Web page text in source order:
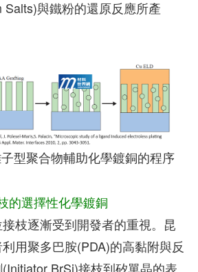
Salts)與鐵粉的還原反應所產
型聚合物輔助化學鍍銅的程序
的選擇性化學鍍銅
枝逐漸受到開發者的重視。昆
用聚多巴胺(PDA)的高黏附與反
BrSi)接枝到矽單晶的表